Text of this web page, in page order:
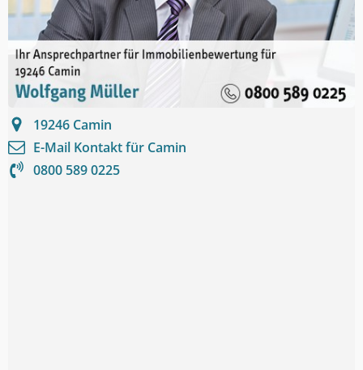
19246 Camin
E-Mail Kontakt für Camin
0800 589 0225